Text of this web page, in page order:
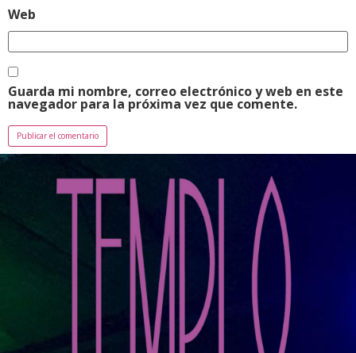
Web
Guarda mi nombre, correo electrónico y web en este
navegador para la próxima vez que comente.